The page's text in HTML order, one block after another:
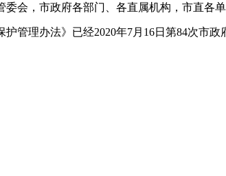
会，市政府各部门、各直属机构，市直各
护管理办法》已经2020年7月16日第84次市